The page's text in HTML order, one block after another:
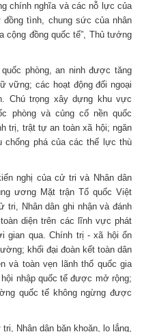
chính nghĩa và các nỗ lực của
tình, chung sức của nhân
cộng đồng quốc tế”, Thủ tướng
phòng, an ninh được tăng
vững; các hoạt động đối ngoại
Chú trọng xây dựng khu vực
phòng và củng cố nền quốc
trị, trật tự an toàn xã hội; ngăn
chống phá của các thế lực thù
nghị của cử tri và Nhân dân
ương Mặt trận Tổ quốc Việt
tri, Nhân dân ghi nhận và đánh
diện trên các lĩnh vực phát
gian qua. Chính trị - xã hội ổn
khối đại đoàn kết toàn dân
và toàn vẹn lãnh thổ quốc gia
nhập quốc tế được mở rộng;
quốc tế không ngừng được
Nhân dân băn khoăn, lo lắng,